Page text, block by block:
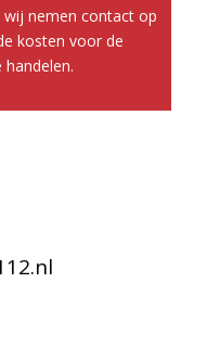
wij nemen contact op
kosten voor de